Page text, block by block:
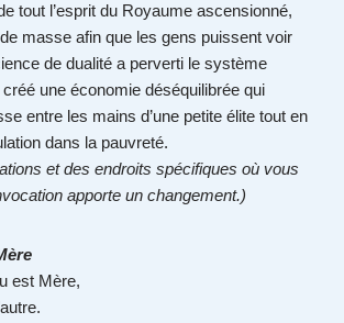
tout l’esprit du Royaume ascensionné,
masse afin que les gens puissent voir
de dualité a perverti le système
une économie déséquilibrée qui
entre les mains d’une petite élite tout en
dans la pauvreté.
et des endroits spécifiques où vous
apporte un changement.)
est Mère,